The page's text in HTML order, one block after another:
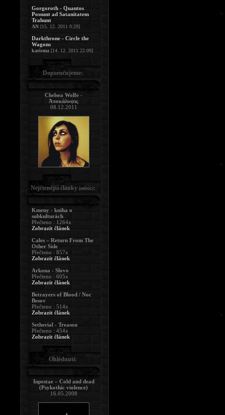
Gorgoroth - Quantos
Possunt ad Satanitatem
Trahunt
AN [15. 12. 2011 0:29]
Darkthrone - Circle the
Wagons
karisma [14. 12. 2011 22:09]
Doporučujeme:
Chelsea Wolfe -
Ἀποκάλυψις
08.12.2011
Nejčtenější články (měsíc):
Kmeny - kniha o
subkulturách
Přečteno : 1264x
Zobrazit článek
Cales – Return From The
Other Side
Přečteno : 857x
Zobrazit článek
Arkona - Slovo
Přečteno : 605x
Zobrazit článek
Betrayers of Blood / Noc
Besov
Přečteno : 514x
Zobrazit článek
Setherial - Treason
Přečteno : 454x
Zobrazit článek
Ohlédnutí:
Inpestae – Cold and dead
(Psykothic violence)
16.05.2008